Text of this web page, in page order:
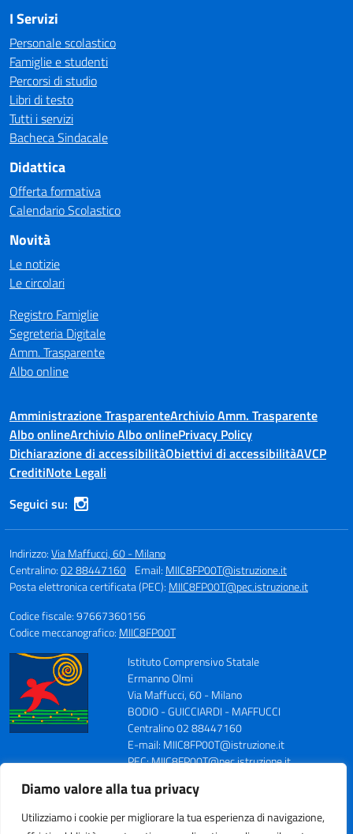
Diamo valore alla tua privacy
Utilizziamo i cookie per migliorare la tua esperienza di navigazione,
I Servizi
Personale scolastico
Famiglie e studenti
Percorsi di studio
Libri di testo
Tutti i servizi
Bacheca Sindacale
Didattica
Offerta formativa
Calendario Scolastico
Novità
Le notizie
Le circolari
Registro Famiglie
Segreteria Digitale
Amm. Trasparente
Albo online
Amministrazione TrasparenteArchivio Amm. Trasparente
Albo onlineArchivio Albo onlinePrivacy Policy
Dichiarazione di accessibilitàObiettivi di accessibilitàAVCP
CreditiNote Legali
Seguici su:
Indirizzo:Via Maffucci, 60 - Milano
Centralino:02 88447160 Email: MIIC8FP00T@istruzione.it
Posta elettronica certificata (PEC): MIIC8FP00T@pec.istruzione.it
Codice fiscale: 97667360156
Codice meccanografico: MIIC8FP00T
Istituto Comprensivo Statale
Ermanno Olmi
Via Maffucci, 60 - Milano
BODIO - GUICCIARDI - MAFFUCCI
Centralino 02 88447160
E-mail: MIIC8FP00T@istruzione.it
PEC: MIIC8FP00T@pec.istruzione.it
Codice Fiscale: 97667360156
Fax 0288447164